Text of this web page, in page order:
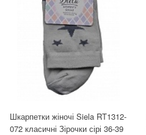
Шкарпетки жіночі Siela RT1312-
072 класичні Зірочки сірі 36-39